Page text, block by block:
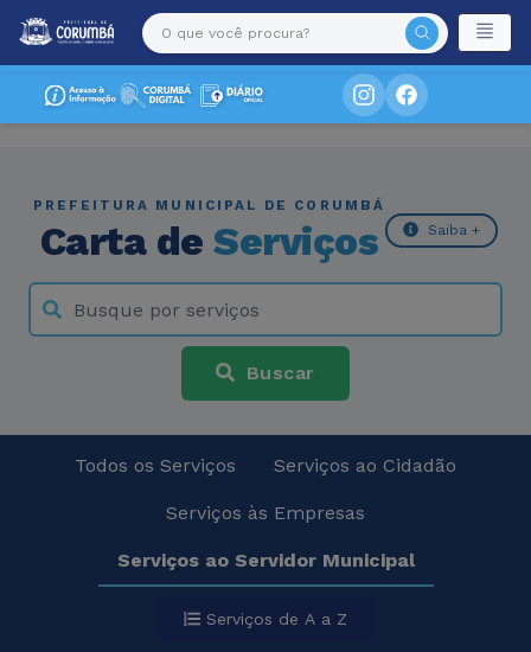
PREFEITURA MUNICIPAL DE CORUMBÁ
Carta de Serviços Saiba +
Buscar
Todos os Serviços Serviços ao Cidadão
Serviços às Empresas
Serviços ao Servidor Municipal
Serviços de A a Z